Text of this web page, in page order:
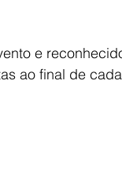
e
ao final de